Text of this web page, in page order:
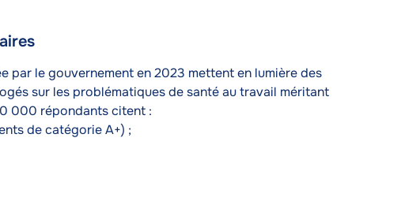
par le gouvernement en 2023 mettent en lumière des
sur les problématiques de santé au travail méritant
000 répondants citent :
de catégorie A+) ;